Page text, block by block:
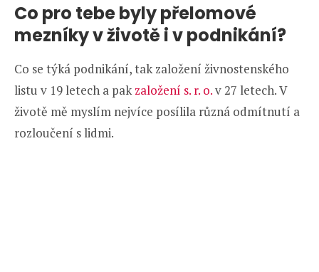
Co pro tebe byly přelomové
mezníky v životě i v podnikání?
Co se týká podnikání, tak založení živnostenského
listu v 19 letech a pakzaložení s. r. o.v 27 letech. V
životě mě myslím nejvíce posílila různá odmítnutí a
rozloučení s lidmi.